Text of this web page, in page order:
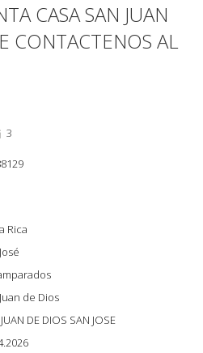
CASA SAN JUAN
CONTACTENOS AL
3
Rica
de Dios
DE DIOS SAN JOSE